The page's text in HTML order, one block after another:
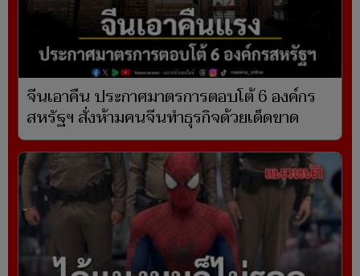
จีนเอาคืน ประกาศมาตรการตอบโต้ 6 องค์กร
สหรัฐฯ สั่งห้ามคนจีนทำธุรกิจด้วยเด็ดขาด